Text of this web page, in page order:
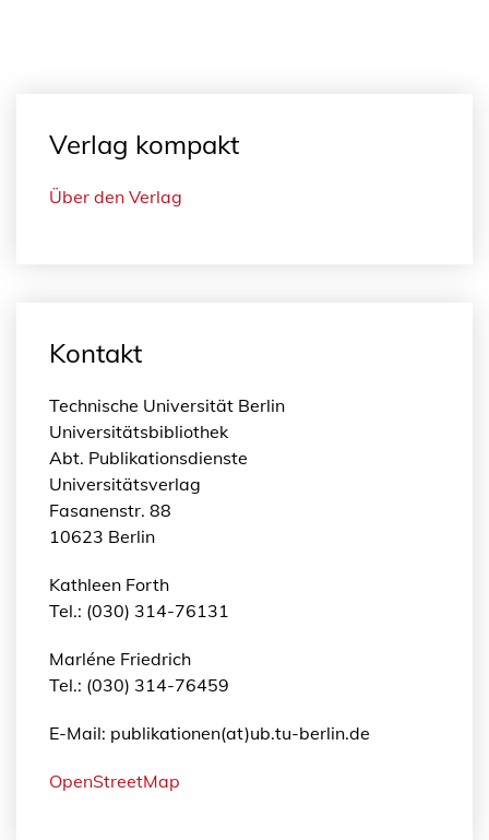
Verlag kompakt
Über den Verlag
Kontakt
Technische Universität Berlin
Universitätsbibliothek
Abt. Publikationsdienste
Universitätsverlag
Fasanenstr. 88
10623 Berlin
Kathleen Forth
Tel.: (030) 314-76131
Marléne Friedrich
Tel.: (030) 314-76459
E-Mail: publikationen(at)ub.tu-berlin.de
OpenStreetMap